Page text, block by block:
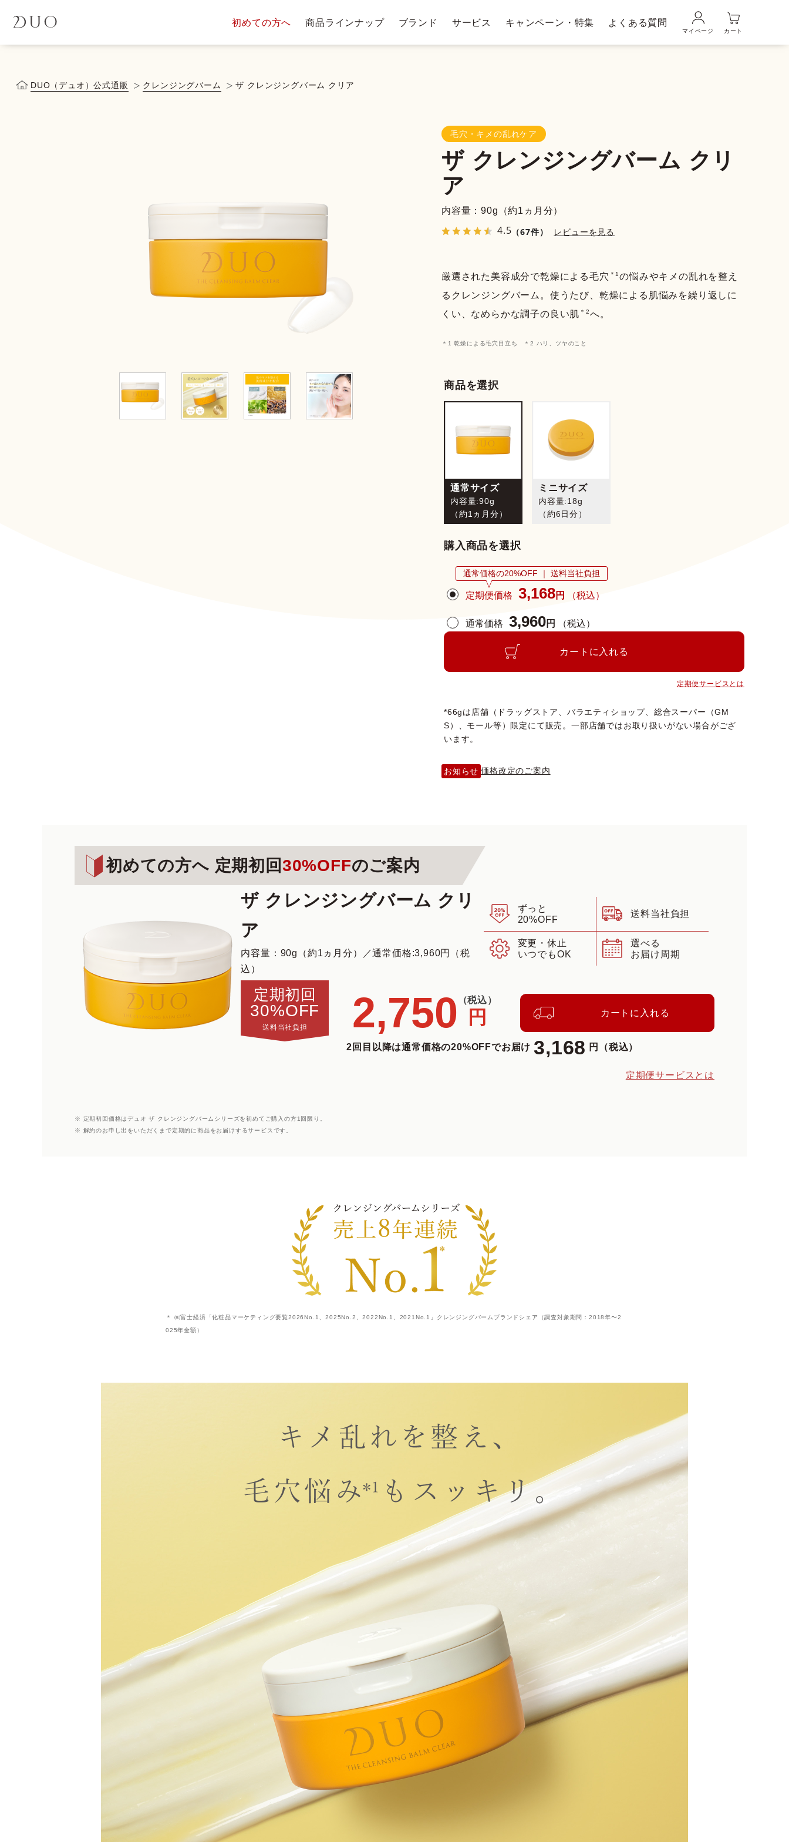
初めての方へ 商品ラインナップ
化粧水・乳液 美容液
すべてのアイテム
ブランド
DUOについて DUOヒストリー ベストコスメ受賞履歴
サービス キャンペーン・特集 よくある質問
マイページ カート
DUO（デュオ）公式通販 クレンジングバーム ザ クレンジングバーム クリア
毛穴・キメの乱れケア
ザ クレンジングバーム クリ
ア
内容量：90g（約1ヵ月分）
4.5 （67件） レビューを見る
厳選された美容成分で乾燥による毛穴 ＊1 の悩みやキメの乱れを整え
るクレンジングバーム。使うたび、乾燥による肌悩みを繰り返しに
くい、なめらかな調子の良い肌 ＊2へ。
＊1 乾燥による毛穴目立ち ＊2 ハリ、ツヤのこと
商品を選択
通常サイズ
内容量:90g
（約1ヵ月分）
ミニサイズ
内容量:18g
（約6日分）
購入商品を選択
定期便価格 3,168円 （税込）
通常価格の20%OFF ｜ 送料当社負担
通常価格 3,960円 （税込）
カートに入れる
定期便サービスとは
*66gは店舗（ドラッグストア、バラエティショップ、総合スーパー（GM
S）、モール等）限定にて販売。一部店舗ではお取り扱いがない場合がござ
います。
お知らせ 価格改定のご案内
初めての方へ 定期初回30%OFFのご案内
ザ クレンジングバーム クリ
ア
内容量：90g（約1ヵ月分） ／通常価格:3,960円（税
込）
ずっと
20%OFF
送料当社負担
変更・休止
いつでもOK
選べる
お届け周期
定期初回
30%OFF
送料当社負担 2,750 （税込）
円 カートに入れる
2回目以降は通常価格の20%OFFでお届け 3,168 円（税込）
定期便サービスとは
※ 定期初回価格はデュオ ザ クレンジングバームシリーズを初めてご購入の方1回限り。
※ 解約のお申し出をいただくまで定期的に商品をお届けするサービスです。
＊ ㈱富士経済「化粧品マーケティング要覧2026No.1、2025No.2、2022No.1、2021No.1」クレンジングバームブランドシェア（調査対象期間：2018年〜2
025年金額）